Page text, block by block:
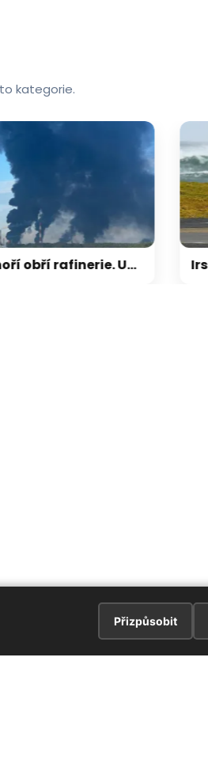
galerie: cviky
kategorie.
V Rusku hoří obří rafinerie. Ukrajina hlásí oběti
Přizpůsobit